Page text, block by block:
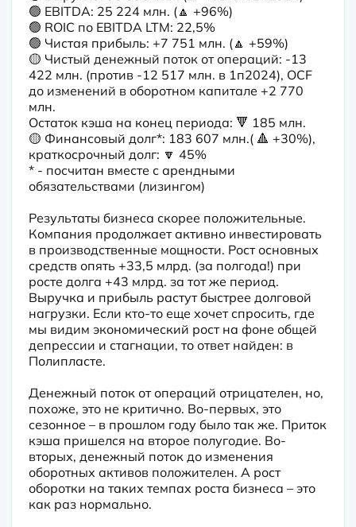
🟢 EBITDA: 25 224 млн. (🔼 +96%)
🟢 ROIC по EBITDA LTM: 22,5%
🟢 Чистая прибыль: +7 751 млн. (🔼 +59%)
🟡 Чистый денежный поток от операций: -13
422 млн. (против -12 517 млн. в 1п2024), OCF
до изменений в оборотном капитале +2 770
млн.
Остаток кэша на конец периода: 🔻 185 млн.
🟡 Финансовый долг*: 183 607 млн.( 🔺 +30%),
краткосрочный долг: 🔽 45%
* - посчитан вместе с арендными
обязательствами (лизингом)
Результаты бизнеса скорее положительные.
Компания продолжает активно инвестировать
в производственные мощности. Рост основных
средств опять +33,5 млрд. (за полгода!) при
росте долга +43 млрд. за тот же период.
Выручка и прибыль растут быстрее долговой
нагрузки. Если кто-то еще хочет спросить, где
мы видим экономический рост на фоне общей
депрессии и стагнации, то ответ найден: в
Полипласте.
Денежный поток от операций отрицателен, но,
похоже, это не критично. Во-первых, это
сезонное – в прошлом году было так же. Приток
кэша пришелся на второе полугодие. Во-
вторых, денежный поток до изменения
оборотных активов положителен. А рост
оборотки на таких темпах роста бизнеса – это
как раз нормально.